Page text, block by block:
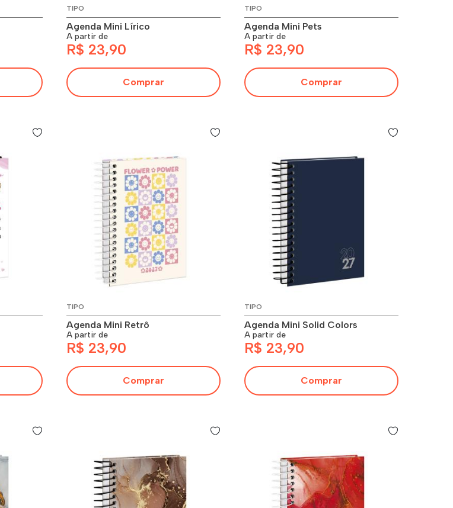
TIPO
Agenda Mini Lírico
A partir de
R$ 23,90
Comprar
TIPO
Agenda Mini Pets
A partir de
R$ 23,90
Comprar
TIPO
Agenda Mini Retrô
A partir de
R$ 23,90
Comprar
TIPO
Agenda Mini Solid Colors
A partir de
R$ 23,90
Comprar